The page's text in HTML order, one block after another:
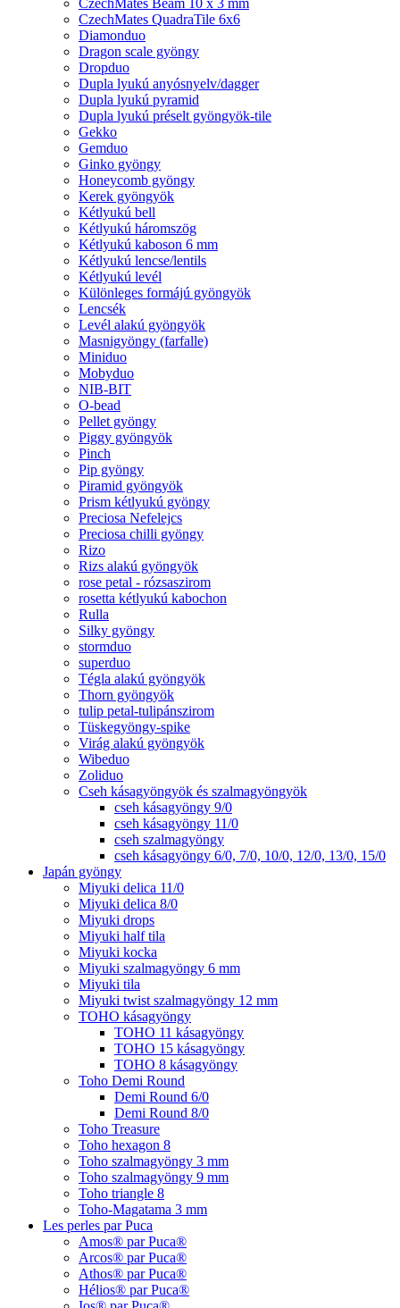
CzechMates Beam 10 x 3 mm
CzechMates QuadraTile 6x6
Diamonduo
Dragon scale gyöngy
Dropduo
Dupla lyukú anyósnyelv/dagger
Dupla lyukú pyramid
Dupla lyukú préselt gyöngyök-tile
Gekko
Gemduo
Ginko gyöngy
Honeycomb gyöngy
Kerek gyöngyök
Kétlyukú bell
Kétlyukú háromszög
Kétlyukú kaboson 6 mm
Kétlyukú lencse/lentils
Kétlyukú levél
Különleges formájú gyöngyök
Lencsék
Levél alakú gyöngyök
Masnigyöngy (farfalle)
Miniduo
Mobyduo
NIB-BIT
O-bead
Pellet gyöngy
Piggy gyöngyök
Pinch
Pip gyöngy
Piramid gyöngyök
Prism kétlyukú gyöngy
Preciosa Nefelejcs
Preciosa chilli gyöngy
Rizo
Rizs alakú gyöngyök
rose petal - rózsaszirom
rosetta kétlyukú kabochon
Rulla
Silky gyöngy
stormduo
superduo
Tégla alakú gyöngyök
Thorn gyöngyök
tulip petal-tulipánszirom
Tüskegyöngy-spike
Virág alakú gyöngyök
Wibeduo
Zoliduo
Cseh kásagyöngyök és szalmagyöngyök
cseh kásagyöngy 9/0
cseh kásagyöngy 11/0
cseh szalmagyöngy
cseh kásagyöngy 6/0, 7/0, 10/0, 12/0, 13/0, 15/0
Japán gyöngy
Miyuki delica 11/0
Miyuki delica 8/0
Miyuki drops
Miyuki half tila
Miyuki kocka
Miyuki szalmagyöngy 6 mm
Miyuki tila
Miyuki twist szalmagyöngy 12 mm
TOHO kásagyöngy
TOHO 11 kásagyöngy
TOHO 15 kásagyöngy
TOHO 8 kásagyöngy
Toho Demi Round
Demi Round 6/0
Demi Round 8/0
Toho Treasure
Toho hexagon 8
Toho szalmagyöngy 3 mm
Toho szalmagyöngy 9 mm
Toho triangle 8
Toho-Magatama 3 mm
Les perles par Puca
Amos® par Puca®
Arcos® par Puca®
Athos® par Puca®
Hélios® par Puca®